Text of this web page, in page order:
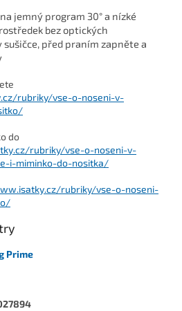
jemný program 30° a nízké
bez optických
sušičce, před praním zapněte a
rubriky/vse-o-noseni-v-
do
rubriky/vse-o-noseni-v-
i-miminko-do-nositka/
rubriky/vse-o-noseni-
Prime